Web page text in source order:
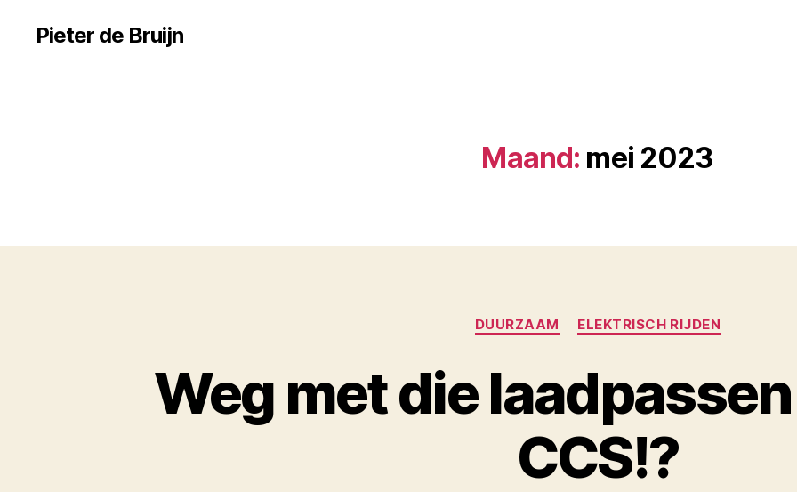
Pieter de Bruijn
Maand: mei 2023
Categorieën
DUURZAAM ELEKTRISCH RIJDEN
Weg met die
CCS!?